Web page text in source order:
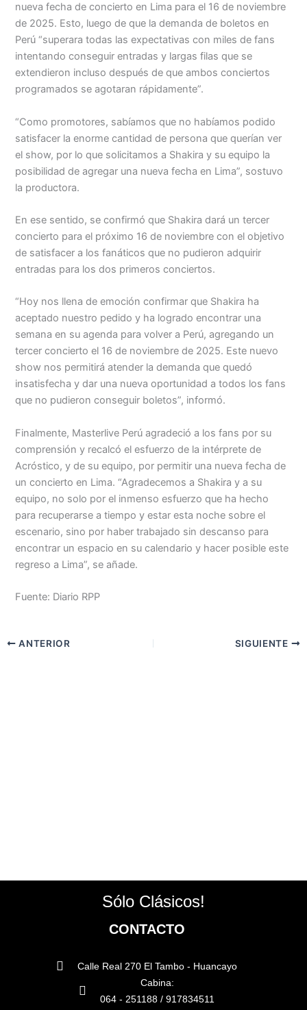
nueva fecha de concierto en Lima para el 16 de noviembre
de 2025. Esto, luego de que la demanda de boletos en
Perú “superara todas las expectativas con miles de fans
intentando conseguir entradas y largas filas que se
extendieron incluso después de que ambos conciertos
programados se agotaran rápidamente”.
“Como promotores, sabíamos que no habíamos podido
satisfacer la enorme cantidad de persona que querían ver
el show, por lo que solicitamos a Shakira y su equipo la
posibilidad de agregar una nueva fecha en Lima”, sostuvo
la productora.
En ese sentido, se confirmó que Shakira dará un tercer
concierto para el próximo 16 de noviembre con el objetivo
de satisfacer a los fanáticos que no pudieron adquirir
entradas para los dos primeros conciertos.
“Hoy nos llena de emoción confirmar que Shakira ha
aceptado nuestro pedido y ha logrado encontrar una
semana en su agenda para volver a Perú, agregando un
tercer concierto el 16 de noviembre de 2025. Este nuevo
show nos permitirá atender la demanda que quedó
insatisfecha y dar una nueva oportunidad a todos los fans
que no pudieron conseguir boletos”, informó.
Finalmente, Masterlive Perú agradeció a los fans por su
comprensión y recalcó el esfuerzo de la intérprete de
Acróstico, y de su equipo, por permitir una nueva fecha de
un concierto en Lima. “Agradecemos a Shakira y a su
equipo, no solo por el inmenso esfuerzo que ha hecho
para recuperarse a tiempo y estar esta noche sobre el
escenario, sino por haber trabajado sin descanso para
encontrar un espacio en su calendario y hacer posible este
regreso a Lima”, se añade.
Fuente: Diario RPP
ANTERIOR SIGUIENTE
Sólo Clásicos!
CONTACTO
Calle Real 270 El Tambo - Huancayo
Cabina:
064 - 251188 / 917834511